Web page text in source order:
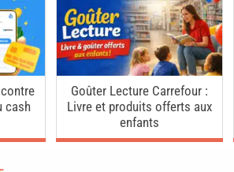
cash
Goûter Lecture Carrefour :
Livre et produits offerts aux
enfants